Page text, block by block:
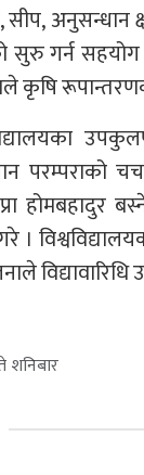
सीप,
सुरु गर्न
परम्पराको
होमबहादुर
।
शनिबार